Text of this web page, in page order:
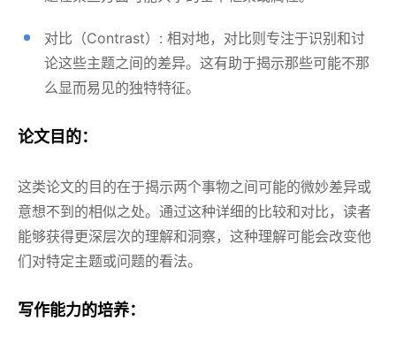
对比（Contrast）: 相对地，对比则专注于识别和讨
论这些主题之间的差异。这有助于揭示那些可能不那
么显而易见的独特特征。
论文目的：
这类论文的目的在于揭示两个事物之间可能的微妙差异或
意想不到的相似之处。通过这种详细的比较和对比，读者
能够获得更深层次的理解和洞察，这种理解可能会改变他
们对特定主题或问题的看法。
写作能力的培养：